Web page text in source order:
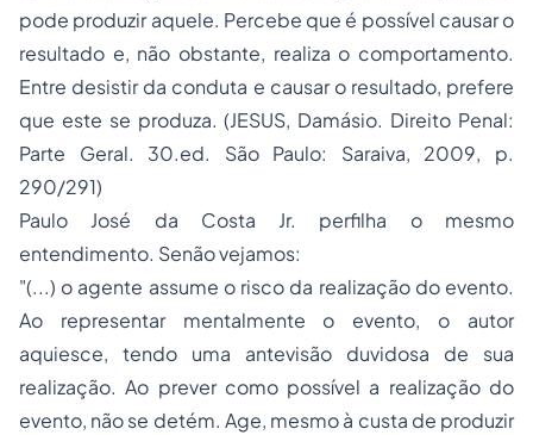
pode produzir aquele. Percebe que é possível causar o
resultado e, não obstante, realiza o comportamento.
Entre desistir da conduta e causar o resultado, prefere
que este se produza. (JESUS, Damásio. Direito Penal:
Parte Geral. 30.ed. São Paulo: Saraiva, 2009, p.
290/291)
Paulo José da Costa Jr. perfilha o mesmo
entendimento. Senão vejamos:
"(...) o agente assume o risco da realização do evento.
Ao representar mentalmente o evento, o autor
aquiesce, tendo uma antevisão duvidosa de sua
realização. Ao prever como possível a realização do
evento, não se detém. Age, mesmo à custa de produzir